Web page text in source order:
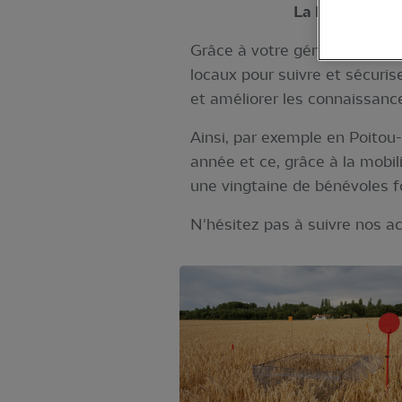
La LPO tient
Grâce à votre générosité,
locaux pour suivre et
et améliorer les
Ainsi, par exemple en
année et ce, grâce à la
une vingtaine de bénévoles
N'hésitez pas à suivre nos